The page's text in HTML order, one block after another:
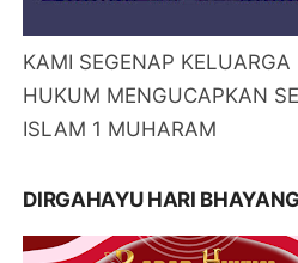
KAMI SEGENAP KELUARGA
HUKUM MENGUCAPKAN
ISLAM 1 MUHARAM
DIRGAHAYU HARI